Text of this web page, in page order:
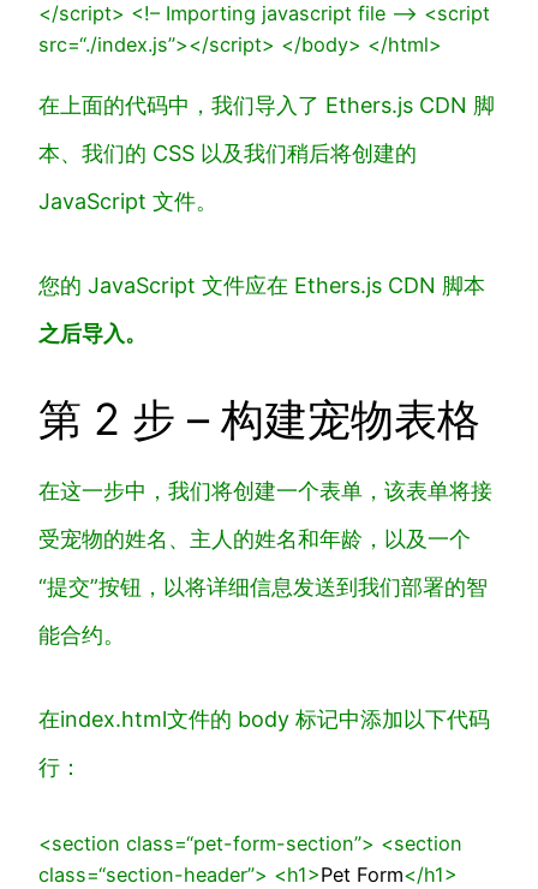
</script> <!– Importing javascript file –> <script
src=“./index.js”></script> </body> </html>
在上面的代码中，我们导入了 Ethers.js CDN 脚
本、我们的 CSS 以及我们稍后将创建的
JavaScript 文件。
您的 JavaScript 文件应在 Ethers.js CDN 脚本
之后导入。
第 2 步 – 构建宠物表格
在这一步中，我们将创建一个表单，该表单将接
受宠物的姓名、主人的姓名和年龄，以及一个
“提交”按钮，以将详细信息发送到我们部署的智
能合约。
在index.html文件的 body 标记中添加以下代码
行：
<section class=“pet-form-section”> <section
class=“section-header”> <h1>Pet Form</h1>